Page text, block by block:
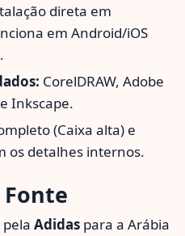
direta em
em Android/iOS
CorelDRAW, Adobe
Inkscape.
(Caixa alta) e
os detalhes internos.
Fonte
Adidas para a Arábia